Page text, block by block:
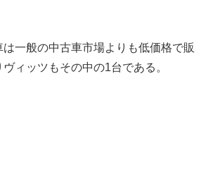
一般の中古車市場よりも低価格で販
ィッツもその中の1台である。